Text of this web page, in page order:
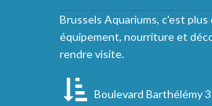
Brussels Aquariums, c'est
équipement, nourriture et
rendre visite.
Boulevard Barthélémy